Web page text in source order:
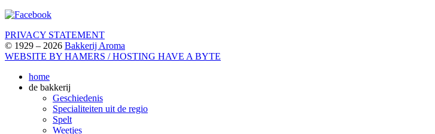
PRIVACY STATEMENT
© 1929 – 2026 Bakkerij Aroma
WEBSITE BY HAMERS / HOSTING HAVE A BYTE
home
de bakkerij
Geschiedenis
Specialiteiten uit de regio
Spelt
Weetjes